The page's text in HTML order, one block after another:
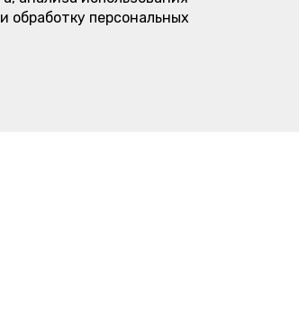
обработку персональных